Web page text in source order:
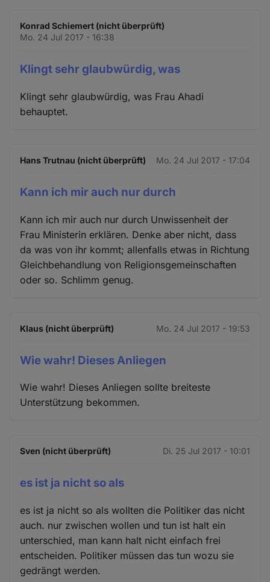
Konrad Schiemert (nicht überprüft)
Mo. 24 Jul 2017 - 16:38
Klingt sehr glaubwürdig, was
Klingt sehr glaubwürdig, was Frau Ahadi
behauptet.
Hans Trutnau (nicht überprüft) Mo. 24 Jul 2017 - 17:04
Kann ich mir auch nur durch
Kann ich mir auch nur durch Unwissenheit der
Frau Ministerin erklären. Denke aber nicht, dass
da was von ihr kommt; allenfalls etwas in Richtung
Gleichbehandlung von Religionsgemeinschaften
oder so. Schlimm genug.
Klaus (nicht überprüft) Mo. 24 Jul 2017 - 19:53
Wie wahr! Dieses Anliegen
Wie wahr! Dieses Anliegen sollte breiteste
Unterstützung bekommen.
Sven (nicht überprüft) Di. 25 Jul 2017 - 10:01
es ist ja nicht so als
es ist ja nicht so als wollten die Politiker das nicht
auch. nur zwischen wollen und tun ist halt ein
unterschied, man kann halt nicht einfach frei
entscheiden. Politiker müssen das tun wozu sie
gedrängt werden.